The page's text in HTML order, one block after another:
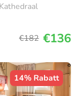
€182 €136
14% Rabatt